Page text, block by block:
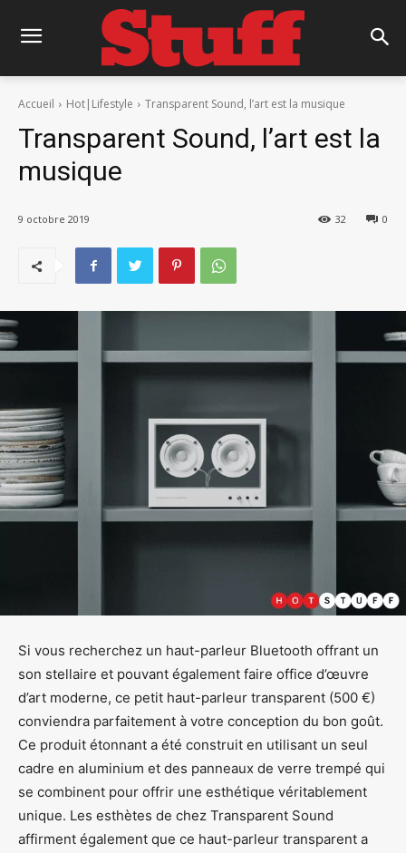
Accueil Hot|Lifestyle Transparent Sound, l’art est la musique
Transparent Sound, l’art est la
musique
9 octobre 2019 0
32
Si vous recherchez un haut-parleur Bluetooth offrant un
son stellaire et pouvant également faire office d’œuvre
d’art moderne, ce petit haut-parleur transparent (500 €)
conviendra parfaitement à votre conception du bon goût.
Ce produit étonnant a été construit en utilisant un seul
cadre en aluminium et des panneaux de verre trempé qui
se combinent pour offrir une esthétique véritablement
unique. Les esthètes de chez Transparent Sound
affirment également que ce haut-parleur transparent a